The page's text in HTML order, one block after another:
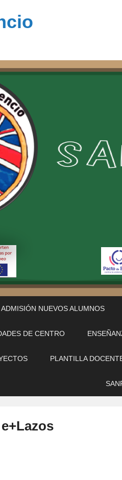
ADMISIÓN NUEVOS ALUMNOS
DE CENTRO
PLANTILLA